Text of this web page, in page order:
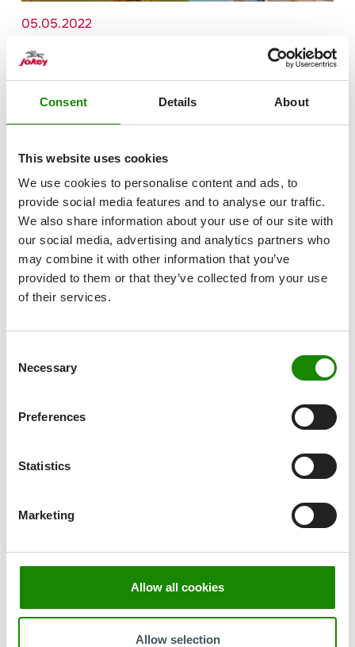
Consent Details About
This website uses cookies
We use cookies to personalise content and ads, to
provide social media features and to analyse our traffic.
We also share information about your use of our site with
our social media, advertising and analytics partners who
may combine it with other information that you’ve
provided to them or that they’ve collected from your use
of their services.
Selection
Necessary
Preferences
Statistics
Marketing
Allow all cookies
Allow selection
05.05.2022
Alle
Werke in Deutschland mit dem
Gütesiegel „Ausgezeichnete
Ausbildungsbetriebe“…
JokeyIbérica
MESSE & VERANSTALTUNGEN
Messen &
Veranstaltungen